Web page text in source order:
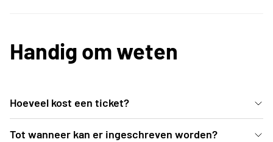
Handig om weten
Hoeveel kost een ticket?
Een ticket categorie 1 (= parterre + eerste rijen 1e
Tot wanneer kan er ingeschreven worden?